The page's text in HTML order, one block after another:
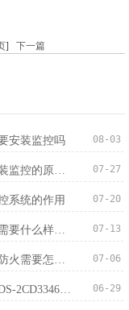
] 下一篇
安装监控吗 08-03
07-27
系统的作用 07-20
07-13
07-06
06-29